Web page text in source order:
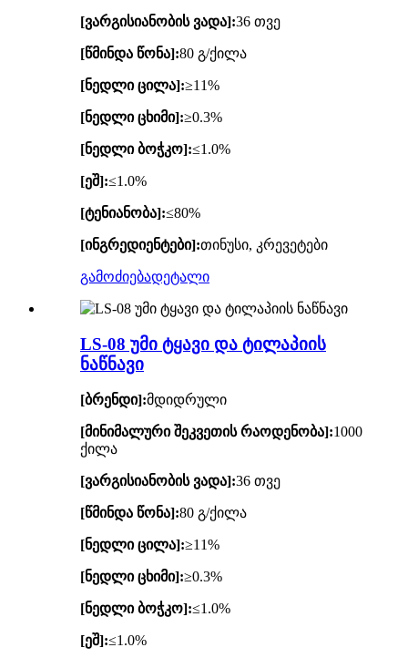
[ვარგისიანობის ვადა]:36 თვე
[წმინდა წონა]:80 გ/ქილა
[ნედლი ცილა]:≥11%
[ნედლი ცხიმი]:≥0.3%
[ნედლი ბოჭკო]:≤1.0%
[ეშ]:≤1.0%
[ტენიანობა]:≤80%
[ინგრედიენტები]:თინუსი, კრევეტები
გამოძიებადეტალი
LS-08 უმი ტყავი და ტილაპიის
ნაწნავი
[ბრენდი]:მდიდრული
[მინიმალური შეკვეთის რაოდენობა]:1000
ქილა
[ვარგისიანობის ვადა]:36 თვე
[წმინდა წონა]:80 გ/ქილა
[ნედლი ცილა]:≥11%
[ნედლი ცხიმი]:≥0.3%
[ნედლი ბოჭკო]:≤1.0%
[ეშ]:≤1.0%